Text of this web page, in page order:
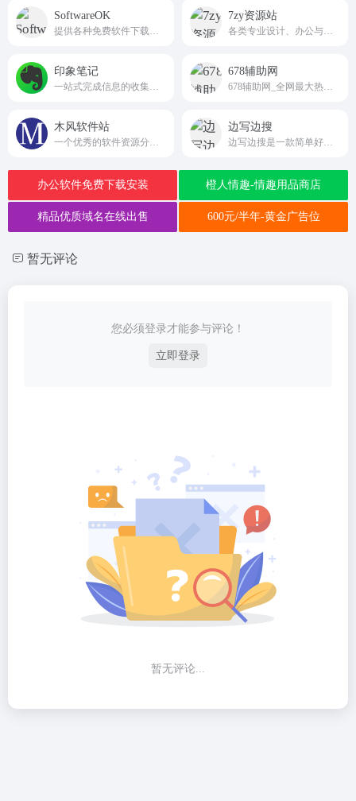
SoftwareOK 7zy资源站
印象笔记 678辅助网
木风软件站 边写边搜
办公软件免费下载安装 橙人情趣-情趣用品商店
精品优质域名在线出售 600元/半年-黄金广告位
暂无评论
您必须登录才能参与评论！
立即登录
暂无评论...